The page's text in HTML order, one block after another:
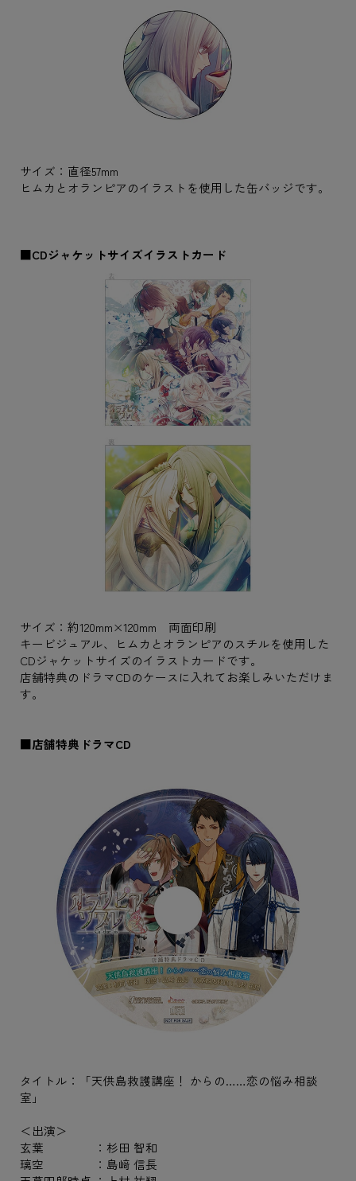
サイズ：直径57mm
ヒムカとオランピアのイラストを使用した缶バッジです。
■CDジャケットサイズイラストカード
サイズ：約120mm×120mm 両面印刷
キービジュアル、ヒムカとオランピアのスチルを使用した
CDジャケットサイズのイラストカードです。
店舗特典のドラマCDのケースに入れてお楽しみいただけま
す。
■店舗特典ドラマCD
タイトル：「天供島救護講座！ からの……恋の悩み相談
室」
＜出演＞
玄葉 ：杉田 智和
璃空 ：島﨑 信長